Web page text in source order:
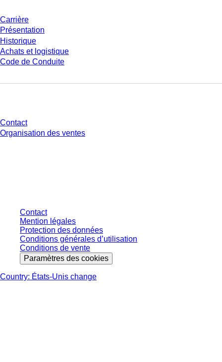
Carrière
Présentation
Historique
Achats et logistique
Code de Conduite
Contact
Organisation des ventes
Contact
Mention légales
Protection des données
Conditions générales d’utilisation
Conditions de vente
Paramètres des cookies
Country: États-Unis change